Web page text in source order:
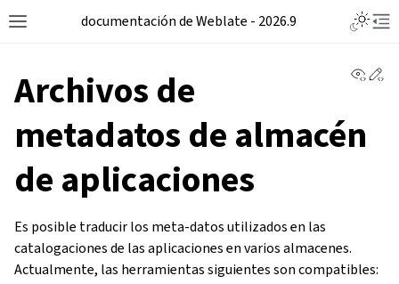
documentación de Weblate - 2026.9
Archivos de
metadatos de almacén
de aplicaciones
Es posible traducir los meta-datos utilizados en las
catalogaciones de las aplicaciones en varios almacenes.
Actualmente, las herramientas siguientes son compatibles: